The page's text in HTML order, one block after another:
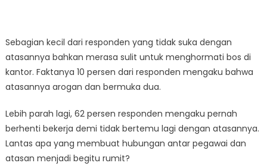
Sebagian kecil dari responden yang tidak suka dengan
atasannya bahkan merasa sulit untuk menghormati bos di
kantor. Faktanya 10 persen dari responden mengaku bahwa
atasannya arogan dan bermuka dua.
Lebih parah lagi, 62 persen responden mengaku pernah
berhenti bekerja demi tidak bertemu lagi dengan atasannya.
Lantas apa yang membuat hubungan antar pegawai dan
atasan menjadi begitu rumit?